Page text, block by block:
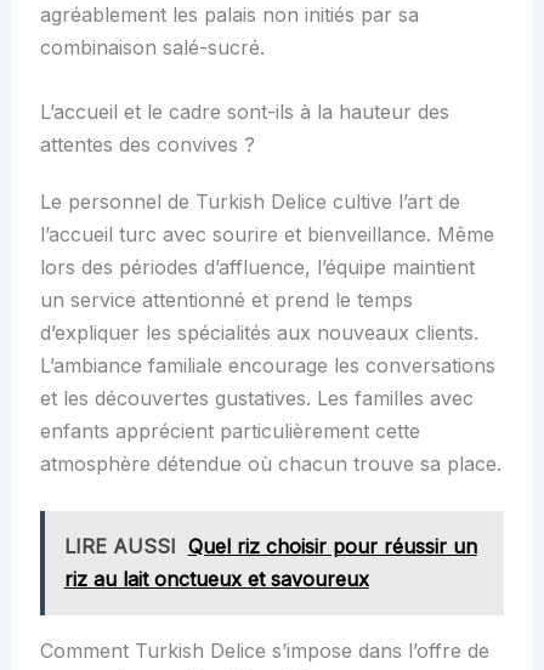
agréablement les palais non initiés par sa
combinaison salé-sucré.
L’accueil et le cadre sont-ils à la hauteur des
attentes des convives ?
Le personnel de Turkish Delice cultive l’art de
l’accueil turc avec sourire et bienveillance. Même
lors des périodes d’affluence, l’équipe maintient
un service attentionné et prend le temps
d’expliquer les spécialités aux nouveaux clients.
L’ambiance familiale encourage les conversations
et les découvertes gustatives. Les familles avec
enfants apprécient particulièrement cette
atmosphère détendue où chacun trouve sa place.
LIRE AUSSI Quel riz choisir pour réussir un
riz au lait onctueux et savoureux
Comment Turkish Delice s’impose dans l’offre de